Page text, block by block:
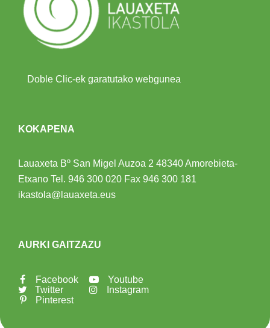
Doble Clic-ek garatutako webgunea
KOKAPENA
Lauaxeta Bº San Migel Auzoa 2 48340 Amorebieta-
Etxano Tel. 946 300 020 Fax 946 300 181
ikastola@lauaxeta.eus
AURKI GAITZAZU
Facebook
Twitter
Pinterest
Youtube
Instagram